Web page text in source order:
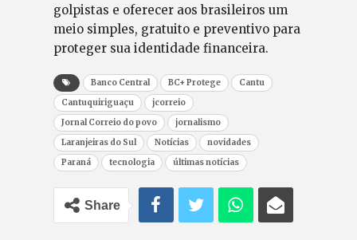
golpistas e oferecer aos brasileiros um
meio simples, gratuito e preventivo para
proteger sua identidade financeira.
Banco Central BC+ Protege
Cantu
Cantuquiriguaçu
jcorreio
Jornal Correio do povo
jornalismo
Laranjeiras do Sul
Notícias
novidades
Paraná
tecnologia últimas notícias
Share